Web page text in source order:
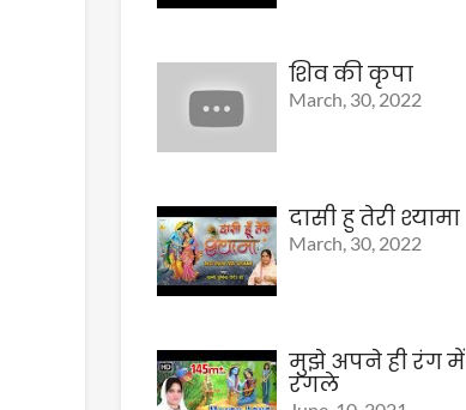
शिव की कृपा
March, 30, 2022
दासी हु तेरी श्यामा
March, 30, 2022
मुझे अपने ही रंग में
रंगले